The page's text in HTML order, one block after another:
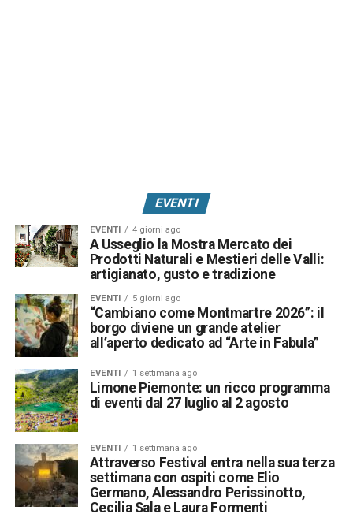
EVENTI
EVENTI 4 giorni ago
A Usseglio la Mostra Mercato dei
Prodotti Naturali e Mestieri delle Valli:
artigianato, gusto e tradizione
EVENTI 5 giorni ago
“Cambiano come Montmartre 2026”: il
borgo diviene un grande atelier
all’aperto dedicato ad “Arte in Fabula”
EVENTI 1 settimana ago
Limone Piemonte: un ricco programma
di eventi dal 27 luglio al 2 agosto
EVENTI 1 settimana ago
Attraverso Festival entra nella sua terza
settimana con ospiti come Elio
Germano, Alessandro Perissinotto,
Cecilia Sala e Laura Formenti